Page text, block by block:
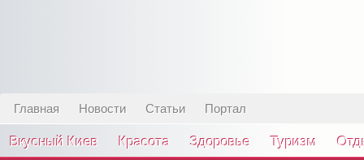
Главная Новости Статьи Портал
Вкусный Киев Красота Здоровье Туризм